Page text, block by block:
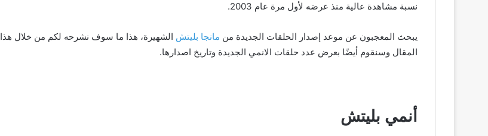
نسبة مشاهدة عالية منذ عرضه لأول مرة عام 2003.
يبحث المعجبون عن موعد إصدار الحلقات الجديدة من مانجا بليتش الشهيرة، هذا ما سوف نشرحه لكم من خلال هذا
المقال وسنقوم أيضًا بعرض عدد حلقات الانمي الجديدة وتاريخ اصدارها.
أنمي بليتش